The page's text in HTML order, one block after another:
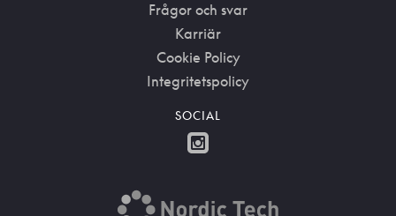
Frågor och svar
Karriär
Cookie Policy
Integritetspolicy
SOCIAL